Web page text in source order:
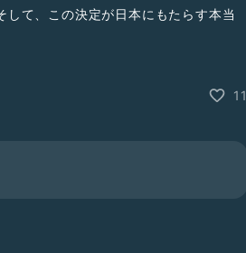
て、この決定が日本にもたらす本当
ありますが、ご容赦ください。
11